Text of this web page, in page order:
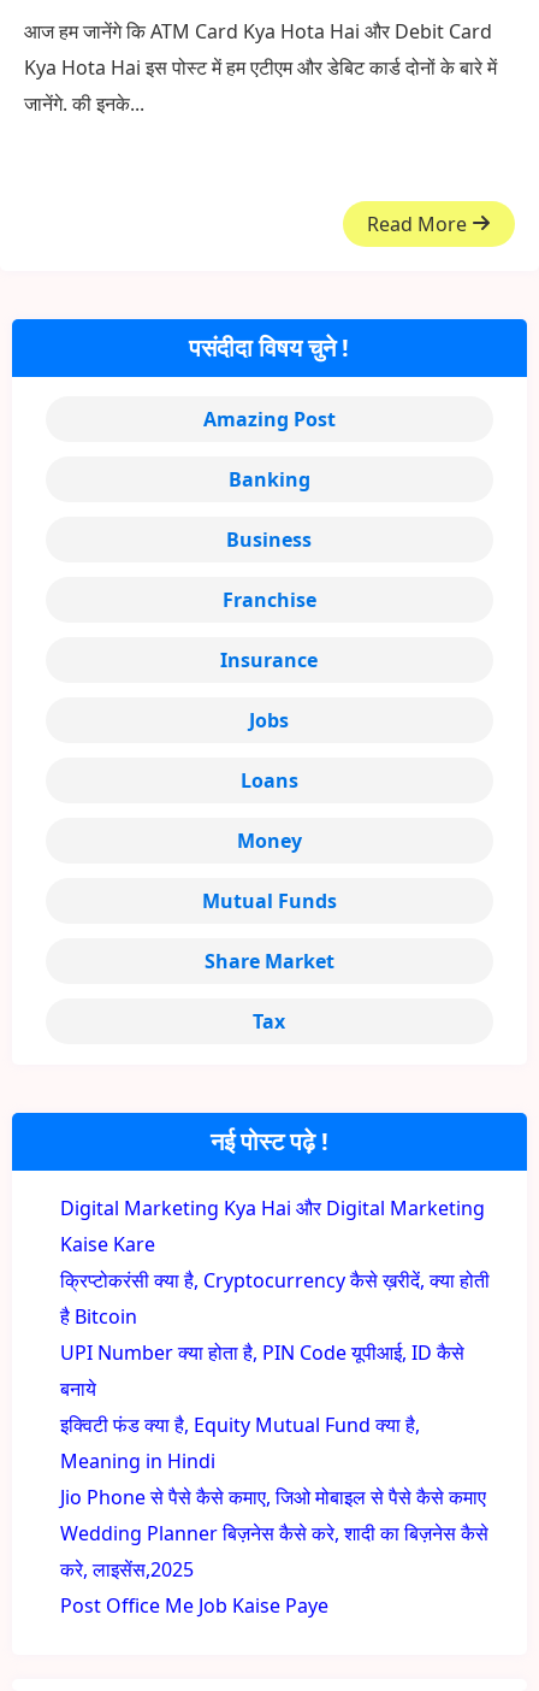
आज हम जानेंगे कि ATM Card Kya Hota Hai और Debit Card
Kya Hota Hai इस पोस्ट में हम एटीएम और डेबिट कार्ड दोनों के बारे में
जानेंगे. की इनके...
Read More
नई पोस्ट पढ़े !
Digital Marketing Kya Hai और Digital Marketing
Kaise Kare
क्रिप्टोकरंसी क्या है, Cryptocurrency कैसे ख़रीदें, क्या होती
है Bitcoin
UPI Number क्या होता है, PIN Code यूपीआई, ID कैसे
बनाये
इक्विटी फंड क्या है, Equity Mutual Fund क्या है,
Meaning in Hindi
Jio Phone से पैसे कैसे कमाए, जिओ मोबाइल से पैसे कैसे कमाए
Wedding Planner बिज़नेस कैसे करे, शादी का बिज़नेस कैसे
करे, लाइसेंस,2025
Post Office Me Job Kaise Paye
पसंदीदा विषय चुने !
Amazing Post
Banking
Business
Franchise
Insurance
Jobs
Loans
Money
Mutual Funds
Share Market
Tax